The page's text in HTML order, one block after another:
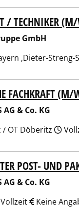
/ TECHNIKER
GmbH
,Dieter-Streng-
FACHKRAFT
AG & Co. KG
/ OT Döberitz
POST- UND
AG & Co. KG
Vollzeit Keine